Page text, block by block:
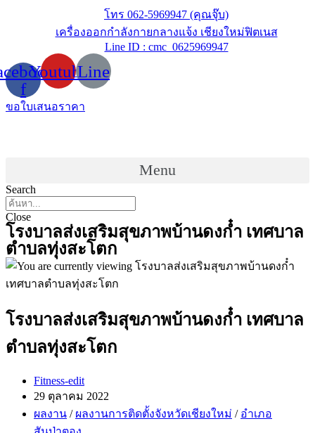
โทร 062-5969947 (คุณจุ๊บ)
เครื่องออกกำลังกายกลางแจ้ง เชียงใหม่ฟิตเนส
Line ID : cmc_0625969947
f
YoutubeLine
ขอใบเสนอราคา
Menu
Search
Close
โรงบาลส่งเสริมสุขภาพบ้านดงก๋ำ เทศบาล
ตำบลทุ่งสะโตก
โรงบาลส่งเสริมสุขภาพบ้านดงก๋ำ เทศบาล
ตำบลทุ่งสะโตก
Post
author:
Fitness-edit
Post
published:
29 ตุลาคม 2022
Post
category:
ผลงาน / ผลงานการติดตั้งจังหวัดเชียงใหม่ / อำเภอ